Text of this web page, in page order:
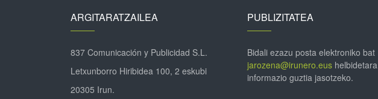
ARGITARATZAILEA
837 Comunicación y Publicidad S.L.
Letxunborro Hiribidea 100, 2 eskubi
20305 Irun.
PUBLIZITATEA
Bidali ezazu posta elektroniko bat
jarozena@irunero.eushelbidetara
informazio guztia jasotzeko.